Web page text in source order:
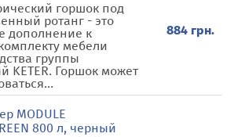
горшок под
ротанг - это
дополнение к
мебели
группы
KETER. Горшок может
884 грн.
MODULE
800 л, черный